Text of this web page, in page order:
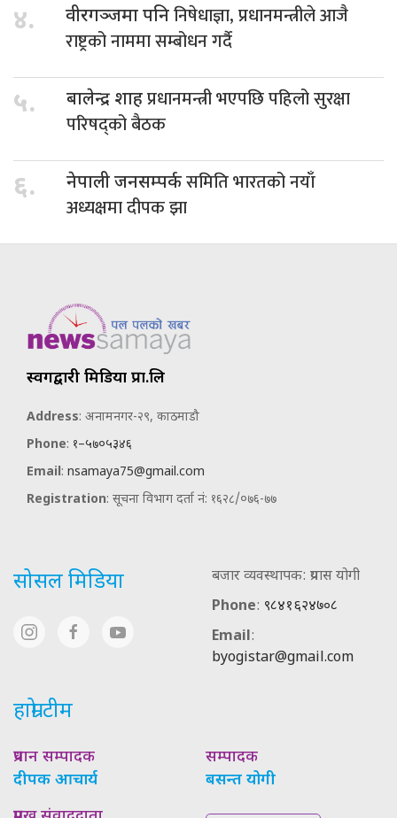
४. वीरगञ्जमा पनिनिषेधाज्ञा, प्रधानमन्त्रीले आजै
राष्ट्रको नाममा सम्बोधन गर्दै
५. बालेन्द्र शाहप्रधानमन्त्री भएपछि पहिलो सुरक्षा
परिषद्को बैठक
६. नेपाली जनसम्पर्कसमिति भारतको नयाँ
अध्यक्षमा दीपक झा
स्वर्गद्वारी मिडिया प्रा.लि
Address: अनामनगर-२९, काठमाडौ
Phone: १–५७०५३४६
Email: nsamaya75@gmail.com
Registration: सूचना विभाग दर्ता नं: १६२८/०७६-७७
सोसल मिडिया
बजार व्यवस्थापक: प्रयास योगी
Phone: ९८४१६२४७०८
Email:
byogistar@gmail.com
हाम्रो टीम
प्रधान सम्पादक
दीपक आचार्य
सम्पादक
बसन्त योगी